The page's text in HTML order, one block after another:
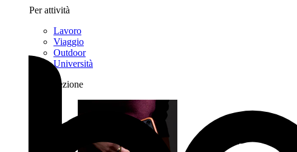
Per attività
Lavoro
Viaggio
Outdoor
Università
Per collezione